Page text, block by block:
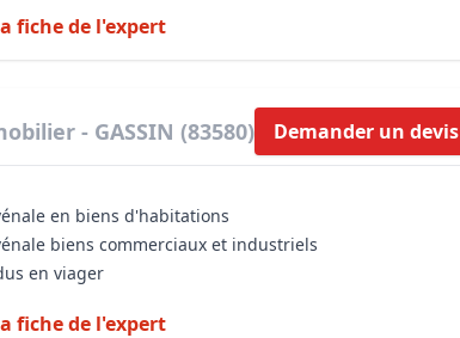
fiche de l'expert
- GASSIN (83580) Demander un devis
en biens d'habitations
biens commerciaux et industriels
en viager
fiche de l'expert